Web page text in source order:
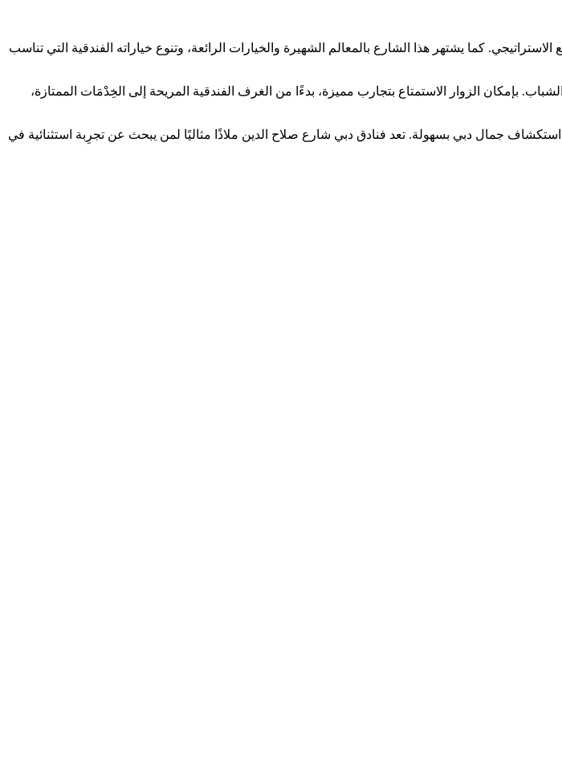
كما يشتهر هذا الشارع بالمعالم الشهيرة والخيارات الرائعة، وتنوع خياراته الفندقية التي تناسب
بإمكان الزوار الاستمتاع بتجارب مميزة، بدءًا من الغرف الفندقية المريحة إلى الخِدْمَات الممتازة،
جمال دبي بسهولة. تعد فنادق دبي شارع صلاح الدين ملاذًا مثاليًا لمن يبحث عن تجرِبة استثنائية في